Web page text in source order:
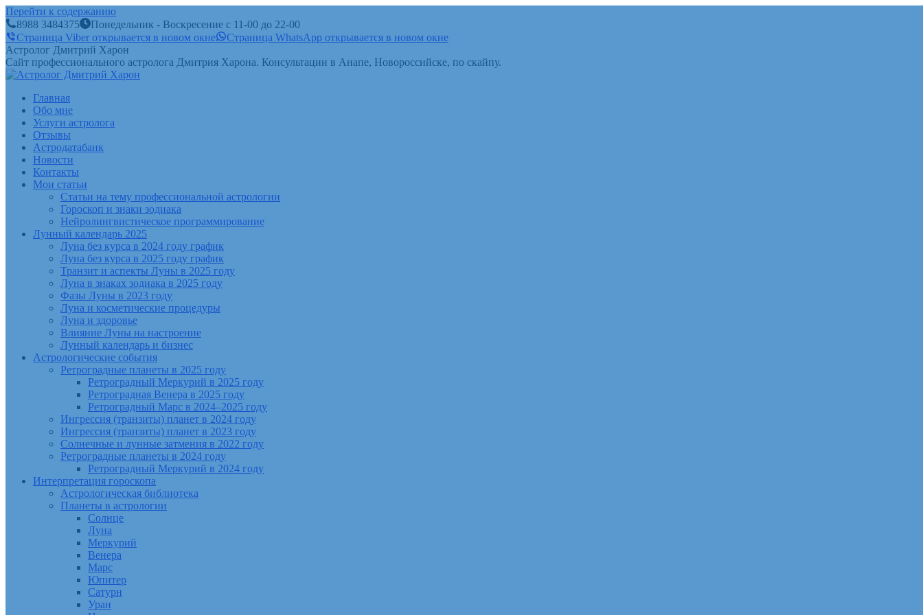
Перейти к содержанию
8988 3484375
Понедельник - Воскресение с 11-00 до 22-00
Страница Viber открывается в новом окне
Страница WhatsApp открывается в новом окне
Астролог Дмитрий Харон
Сайт профессионального астролога Дмитрия Харона. Консультации в Анапе, Новороссийске, по скайпу.
Главная
Обо мне
Услуги астролога
Отзывы
Астродатабанк
Новости
Контакты
Мои статьи
Статьи на тему профессиональной астрологии
Гороскоп и знаки зодиака
Нейролингвистическое программирование
Лунный календарь 2025
Луна без курса в 2024 году график
Луна без курса в 2025 году график
Транзит и аспекты Луны в 2025 году
Луна в знаках зодиака в 2025 году
Фазы Луны в 2023 году
Луна и косметические процедуры
Луна и здоровье
Влияние Луны на настроение
Лунный календарь и бизнес
Астрологические события
Ретроградные планеты в 2025 году
Ретроградный Меркурий в 2025 году
Ретроградная Венера в 2025 году
Ретроградный Марс в 2024–2025 году
Ингрессия (транзиты) планет в 2024 году
Ингрессия (транзиты) планет в 2023 году
Солнечные и лунные затмения в 2022 году
Ретроградные планеты в 2024 году
Ретроградный Меркурий в 2024 году
Интерпретация гороскопа
Астрологическая библиотека
Планеты в астрологии
Солнце
Луна
Меркурий
Венера
Марс
Юпитер
Сатурн
Уран